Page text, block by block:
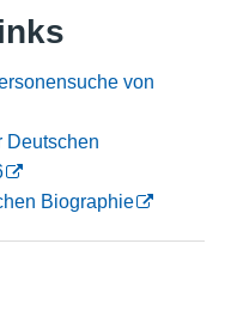
von
Deutschen
Biographie